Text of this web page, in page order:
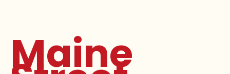
Maine